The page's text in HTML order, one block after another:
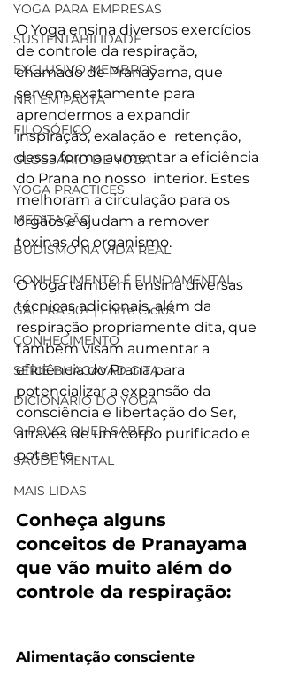
YOGA PARA EMPRESAS
SUSTENTABILIDADE
EXCLUSIVO MEMBROS
NR1 EM PAUTA
FILOSÓFICO
GLOSSÁRIO DE YOGA
YOGA PRACTICES
MEDITAÇÃO
BUDISMO NA VIDA REAL
CONHECIMENTO É FUNDAMENTAL
GALERA 50+ | Entre Ciclos
CONHECIMENTO
SÉRIE BHAGAVAD GITA
DICIONÁRIO DO YOGA
O POVO QUER SABER
SAÚDE MENTAL
MAIS LIDAS
O Yoga ensina diversos exercícios
de controle da respiração,
chamado de Pranayama, que
servem exatamente para
aprendermos a expandir
inspiração, exalação e  retenção,
dessa forma aumentar a eficiência
do Prana no nosso  interior. Estes
melhoram a circulação para os
órgãos e ajudam a remover
toxinas do organismo.
O Yoga também ensina diversas
técnicas adicionais, além da
respiração propriamente dita, que
também visam aumentar a
eficiência do Prana para
potencializar a expansão da
consciência e libertação do Ser,
através de um corpo purificado e
potente.
Conheça alguns
conceitos de Pranayama
que vão muito além do
controle da respiração:
Alimentação consciente